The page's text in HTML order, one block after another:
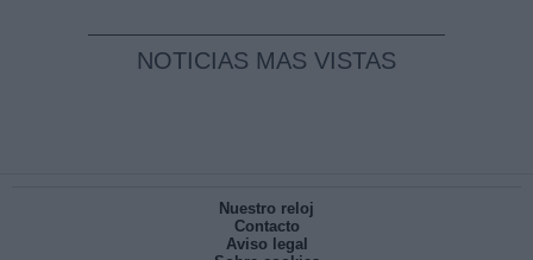
NOTICIAS MAS VISTAS
Nuestro reloj
Contacto
Aviso legal